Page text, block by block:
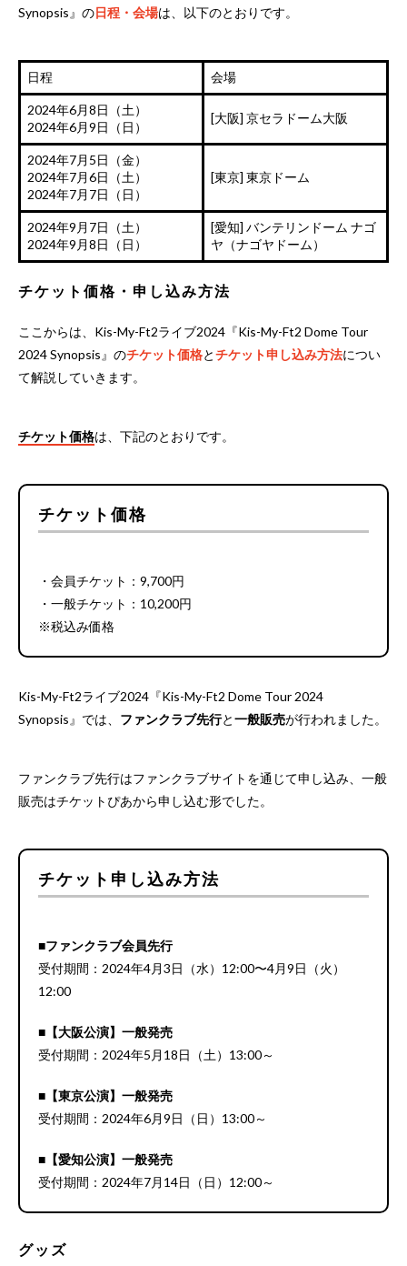
Synopsis』の日程・会場は、以下のとおりです。
日程 会場
2024年6月8日（土）
2024年6月9日（日）
[大阪] 京セラドーム大阪
2024年7月5日（金）
2024年7月6日（土）
2024年7月7日（日）
[東京] 東京ドーム
2024年9月7日（土）
2024年9月8日（日）
[愛知] バンテリンドーム ナゴ
ヤ（ナゴヤドーム）
チケット価格・申し込み方法
ここからは、Kis-My-Ft2ライブ2024『Kis-My-Ft2 Dome Tour
2024 Synopsis』のチケット価格とチケット申し込み方法につい
て解説していきます。
チケット価格は、下記のとおりです。
チケット価格
・会員チケット：9,700円
・一般チケット：10,200円
※税込み価格
Kis-My-Ft2ライブ2024『Kis-My-Ft2 Dome Tour 2024
Synopsis』では、 ファンクラブ先行と一般販売が行われました。
ファンクラブ先行はファンクラブサイトを通じて申し込み、一般
販売はチケットぴあから申し込む形でした。
チケット申し込み方法
■ファンクラブ会員先行
受付期間：2024年4月3日（水）12:00〜4月9日（火）
12:00
■【大阪公演】一般発売
受付期間：2024年5月18日（土）13:00～
■【東京公演】一般発売
受付期間：2024年6月9日（日）13:00～
■【愛知公演】一般発売
受付期間：2024年7月14日（日）12:00～
グッズ